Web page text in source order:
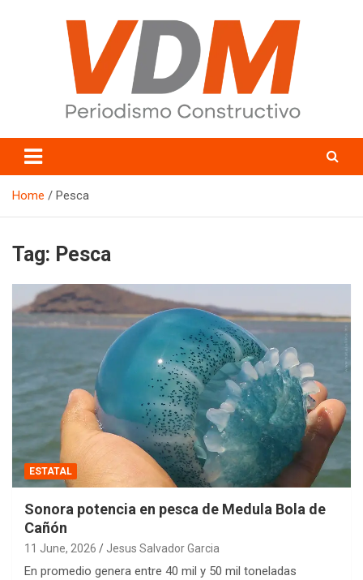
valledelmayo.com
Home Pesca
Tag: Pesca
ESTATAL
Sonora potencia en pesca de Medula Bola de
Cañón
11 June, 2026 Jesus Salvador Garcia
En promedio genera entre 40 mil y 50 mil toneladas